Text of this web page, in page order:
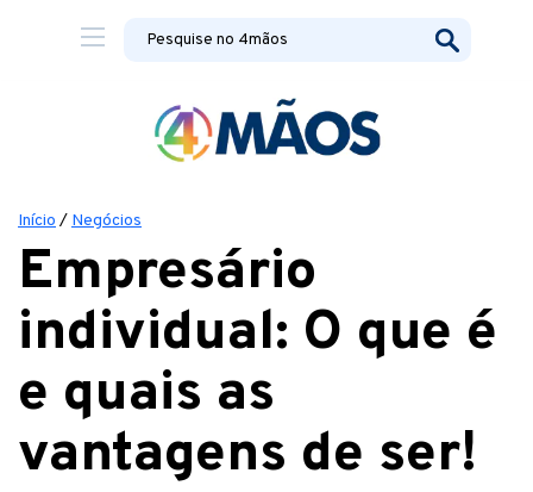
Início / Negócios
Empresário
individual: O que é
e quais as
vantagens de ser!